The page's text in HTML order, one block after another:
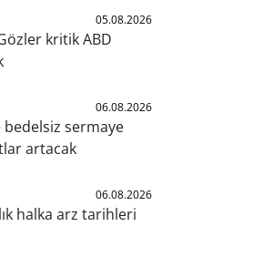
05.08.2026
kritik ABD
06.08.2026
bedelsiz sermaye
artacak
06.08.2026
halka arz tarihleri